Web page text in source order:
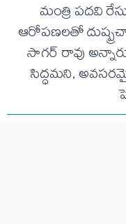
మంత్రి పదవి
ఆరోపణలతో
సాగర్ రావు
సిద్ధమని,